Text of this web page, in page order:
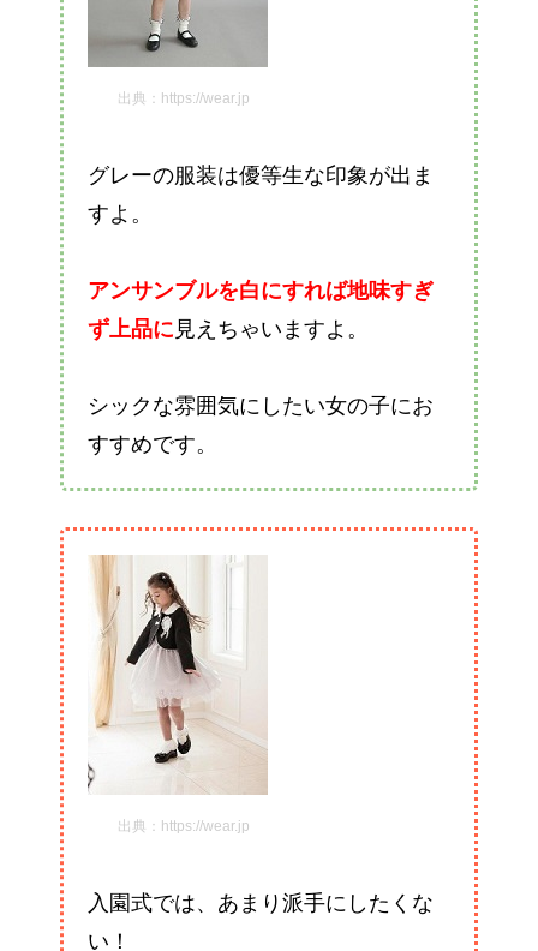
出典：https://wear.jp
グレーの服装は優等生な印象が出ま
すよ。
アンサンブルを白にすれば地味すぎ
ず上品に 見えちゃいますよ。
シックな雰囲気にしたい女の子にお
すすめです。
出典：https://wear.jp
入園式では、あまり派手にしたくな
い！